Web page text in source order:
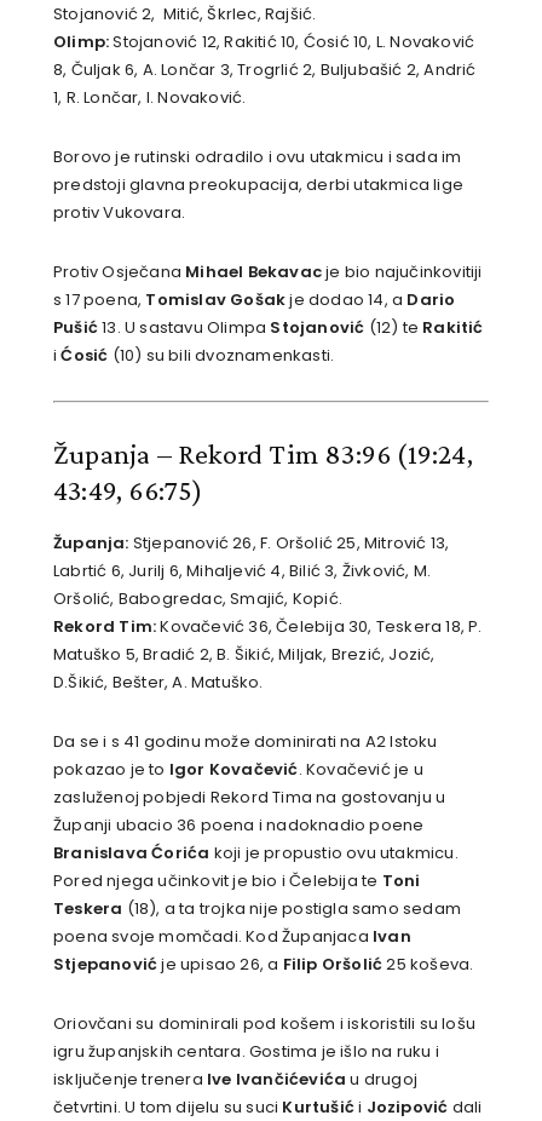
Stojanović 2, Mitić, Škrlec, Rajšić.
Olimp:Stojanović 12, Rakitić 10, Ćosić 10, L. Novaković
8, Čuljak 6, A. Lončar 3, Trogrlić 2, Buljubašić 2, Andrić
1, R. Lončar, I. Novaković.
Borovo je rutinski odradilo i ovu utakmicu i sada im
predstoji glavna preokupacija, derbi utakmica lige
protiv Vukovara.
Protiv Osječana Mihael Bekavacje bio najučinkovitiji
s 17 poena, Tomislav Gošakje dodao 14, a Dario
Pušić13. U sastavu Olimpa Stojanović (12) te Rakitić
iĆosić (10) su bili dvoznamenkasti.
Županja – Rekord Tim 83:96 (19:24,
43:49, 66:75)
Županja: Stjepanović 26, F. Oršolić 25, Mitrović 13,
Labrtić 6, Jurilj 6, Mihaljević 4, Bilić 3, Živković, M.
Oršolić, Babogredac, Smajić, Kopić.
Rekord Tim:Kovačević 36, Čelebija 30, Teskera 18, P.
Matuško 5, Bradić 2, B. Šikić, Miljak, Brezić, Jozić,
D.Šikić, Bešter, A. Matuško.
Da se i s 41 godinu može dominirati na A2 Istoku
pokazao je to Igor Kovačević. Kovačević je u
zasluženoj pobjedi Rekord Tima na gostovanju u
Županji ubacio 36 poena i nadoknadio poene
Branislava Ćorića koji je propustio ovu utakmicu.
Pored njega učinkovit je bio i Čelebija te Toni
Teskera (18), a ta trojka nije postigla samo sedam
poena svoje momčadi. Kod Županjaca Ivan
Stjepanovićje upisao 26, a Filip Oršolić25 koševa.
Oriovčani su dominirali pod košem i iskoristili su lošu
igru županjskih centara. Gostima je išlo na ruku i
isključenje trenera Ive Ivančićevića u drugoj
četvrtini. U tom dijelu su suci Kurtušići Jozipović dali